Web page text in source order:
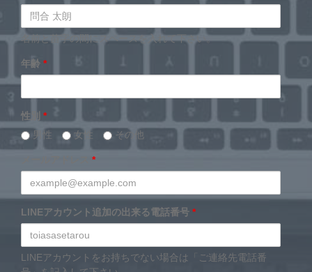
名前と苗字の間にスペースを入れて下さい。
年齢 *
性別 *
男性
女性 その他
*
LINEアカウント追加の出来る電話番号 *
LINEアカウントをお持ちでない場合は「ご連絡先電話番